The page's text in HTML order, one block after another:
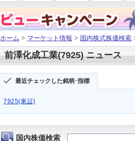
ホーム > マーケット情報 > 国内株式株価検索
前澤化成工業(7925) ニュース
最近チェックした銘柄･指標
7925(東証)